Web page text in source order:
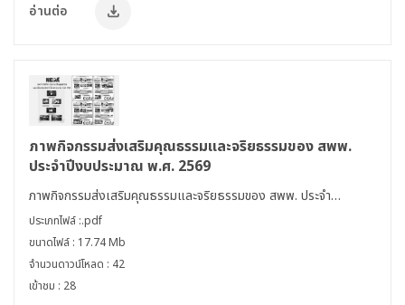
อ่านต่อ
ภาพกิจกรรมส่งเสริมคุณธรรมและจริยธรรมของ สพพ.
ประจำปีงบประมาณ พ.ศ. 2569
ภาพกิจกรรมส่งเสริมคุณธรรมและจริยธรรมของ สพพ. ประจำ
ปีงบประมาณ พ.ศ. 2569
ประเภทไฟล์ :.pdf
ขนาดไฟล์ : 17.74 Mb
จำนวนดาวน์โหลด : 42
เข้าชม : 28